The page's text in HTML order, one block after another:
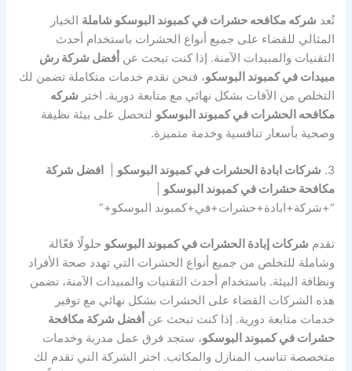
تُعد شركه مكافحه حشرات في كمبوند البوسكو شاملة الخيار
المثالي للقضاء على جميع أنواع الحشرات باستخدام أحدث
التقنيات والمبيدات الآمنة. إذا كنت تبحث عن أفضل شركة رش
مبيدات في كمبوند البوسكو، فنحن نقدم خدمات متكاملة تضمن لك
التخلص من الآفات بشكل نهائي مع متابعة دورية. اختر شركه
مكافحه الحشرات في كمبوند البوسكو لتحصل على بيئة نظيفة
وصحية بأسعار تنافسية وخدمة متميزة.
3. شركات ابادة الحشرات في كمبوند البوسكو
افضل شركة
مكافحة حشرات في كمبوند البوسكو
“+شركة+ابادة+حشرات+في+كمبوند البوسكو+”
تقدم شركات إبادة الحشرات في كمبوند البوسكو حلولًا فعّالة
وشاملة للتخلص من جميع أنواع الحشرات التي تهدد صحة الأفراد
ونظافة البيئة. باستخدام أحدث التقنيات والمبيدات الآمنة، تضمن
هذه الشركات القضاء على الحشرات بشكل نهائي مع توفير
خدمات متابعة دورية. إذا كنت تبحث عن أفضل شركة مكافحة
حشرات في كمبوند البوسكو، ستجد فرق عمل مدربة وخدمات
متخصصة تناسب المنازل والمكاتب. اختر الشركة التي تقدم لك